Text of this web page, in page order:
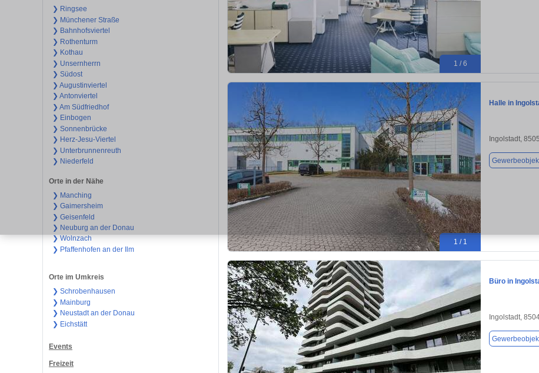
❯ Ringsee
❯ Münchener Straße
❯ Bahnhofsviertel
❯ Rothenturm
❯ Kothau
❯ Unsernherrn
❯ Südost
❯ Augustinviertel
❯ Antonviertel
❯ Am Südfriedhof
❯ Einbogen
❯ Sonnenbrücke
❯ Herz-Jesu-Viertel
❯ Unterbrunnenreuth
❯ Niederfeld
Orte in der Nähe
❯ Manching
❯ Gaimersheim
❯ Geisenfeld
❯ Neuburg an der Donau
❯ Wolnzach
❯ Pfaffenhofen an der Ilm
Orte im Umkreis
❯ Schrobenhausen
❯ Mainburg
❯ Neustadt an der Donau
❯ Eichstätt
Events
Freizeit
1 / 6
1 / 1
Halle in
Ingolstadt,
Büro in
Ingolstadt,